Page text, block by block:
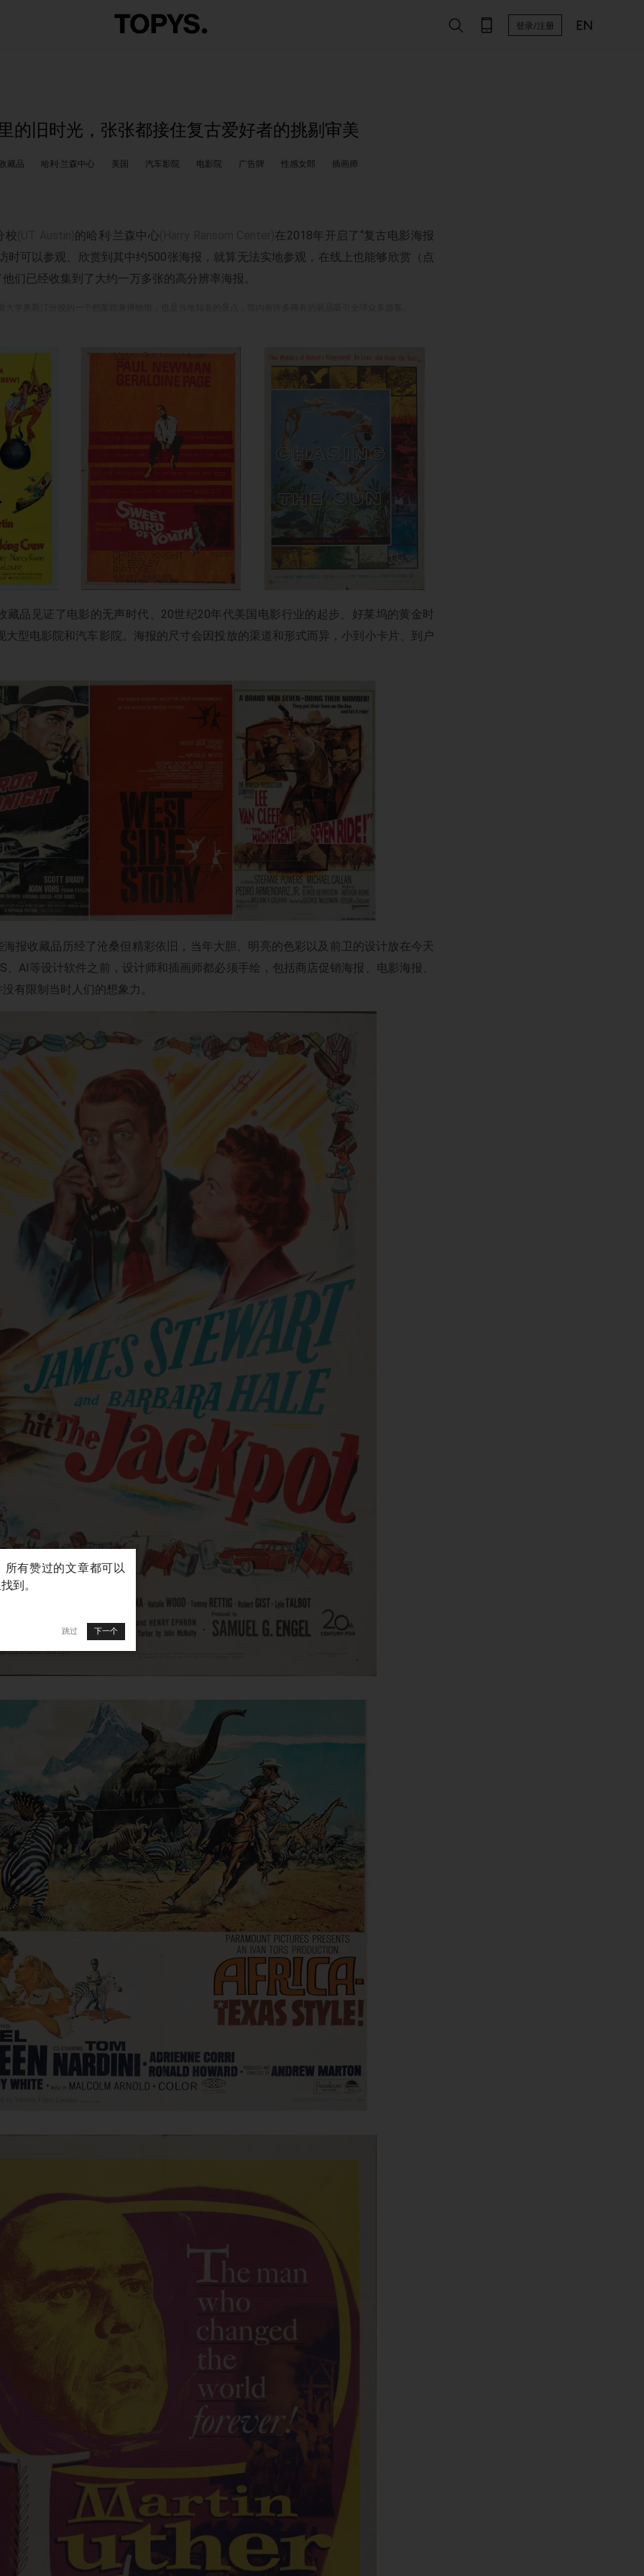
登录/注册
的旧时光，张张都接住复古爱好者的挑剔审美
藏品 哈利·兰森中心 美国 汽车影院 电影院 广告牌 性感女郎 插画师
校 的哈利·兰森中心
在2018年开启了“复古电影海报
时可以参观、欣赏到其中约500张海报，就算无法实地参观，在线上也能够欣赏（点
们已经收集到了大约一万多张的高分辨率海报。
藏品见证了电影的无声时代、20世纪20年代美国电影行业的起步、好莱坞的黄金时
大型电影院和汽车影院。海报的尺寸会因投放的渠道和形式而异，小到小卡片、到户
报收藏品历经了沧桑但精彩依旧，当年大胆、明亮的色彩以及前卫的设计放在今天
、AI等设计软件之前，设计师和插画师都必须手绘，包括商店促销海报、电影海报、
有限制当时人们的想象力。
跳过 下一个